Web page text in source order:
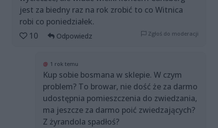
jest za biedny raz na rok zrobić to co Witnica
robi co poniedziałek.
10
Odpowiedz Zgłoś do moderacji
@ 1 rok temu
Kup sobie bosmana w sklepie. W czym
problem? To browar, nie dość że za darmo
udostępnia pomieszczenia do zwiedzania,
ma jeszcze za darmo poić zwiedzających?
Z żyrandola spadłoś?